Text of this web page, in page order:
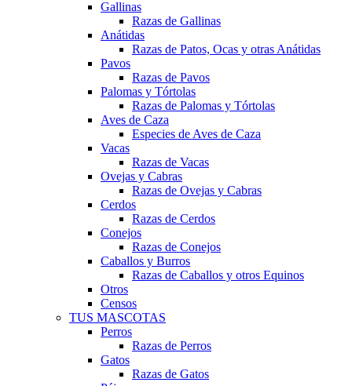
Gallinas
Razas de Gallinas
Anátidas
Razas de Patos, Ocas y otras Anátidas
Pavos
Razas de Pavos
Palomas y Tórtolas
Razas de Palomas y Tórtolas
Aves de Caza
Especies de Aves de Caza
Vacas
Razas de Vacas
Ovejas y Cabras
Razas de Ovejas y Cabras
Cerdos
Razas de Cerdos
Conejos
Razas de Conejos
Caballos y Burros
Razas de Caballos y otros Equinos
Otros
Censos
TUS MASCOTAS
Perros
Razas de Perros
Gatos
Razas de Gatos